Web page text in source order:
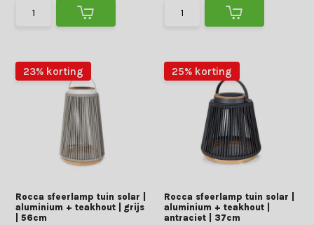
23% korting
Rocca sfeerlamp tuin solar |
aluminium + teakhout | grijs
| 56cm
25% korting
Rocca sfeerlamp tuin solar |
aluminium + teakhout |
antraciet | 37cm